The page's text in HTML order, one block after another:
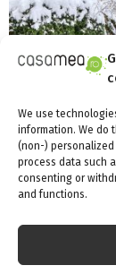
We use
information. We do
(non-)
process data such
consenting or
and functions.
3 moduri
in timpul